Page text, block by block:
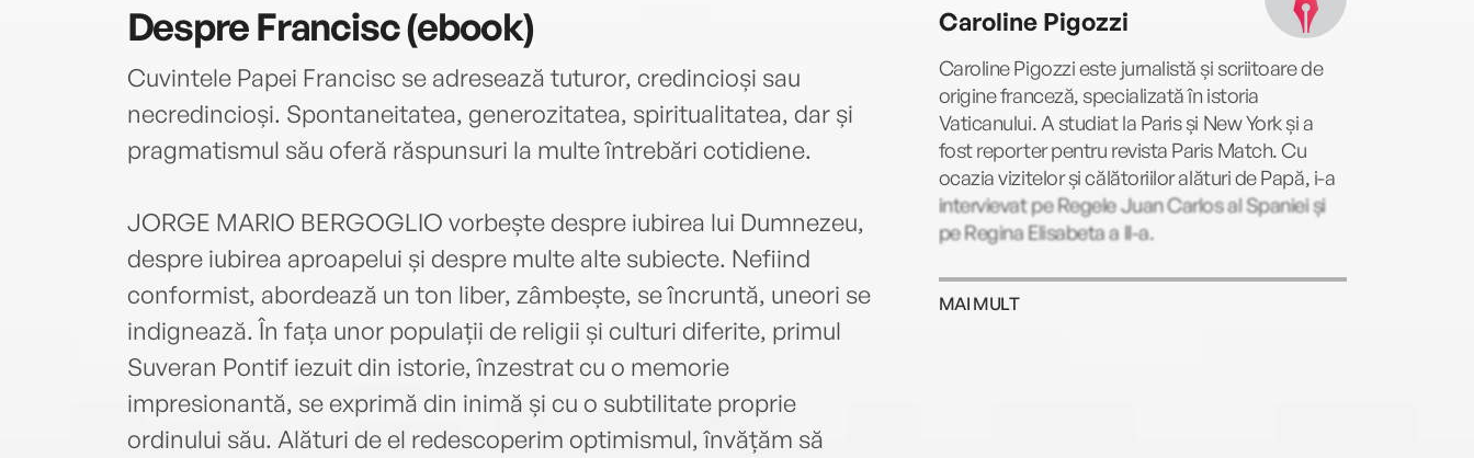
DespreFrancisc (ebook)
Cuvintele Papei Francisc se adresează tuturor, credincioși sau
necredincioși. Spontaneitatea, generozitatea, spiritualitatea, dar și
pragmatismul său oferă răspunsuri la multe întrebări cotidiene.
JORGE MARIO BERGOGLIO vorbește despre iubirea lui Dumnezeu,
despre iubirea aproapelui și despre multe alte subiecte. Nefiind
conformist, abordează un ton liber, zâmbește, se încruntă, uneori se
indignează. În fața unor populații de religii și culturi diferite, primul
Suveran Pontif iezuit din istorie, înzestrat cu o memorie
impresionantă, se exprimă din inimă și cu o subtilitate proprie
ordinului său. Alături de el redescoperim optimismul, învățăm să
Caroline Pigozzi
Caroline Pigozzi este jurnalistă și scriitoare de
origine franceză, specializată în istoria
Vaticanului. A studiat la Paris și New York și a
fost reporter pentru revista Paris Match. Cu
ocazia vizitelor și călătoriilor alături de Papă, i-a
intervievat pe Regele Juan Carlos al Spaniei și
pe Regina Elisabeta a II-a.
MAI MULT